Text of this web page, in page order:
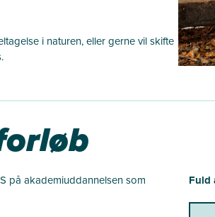
i naturen, eller gerne vil skifte
på akademiuddannelsen som
Fuld